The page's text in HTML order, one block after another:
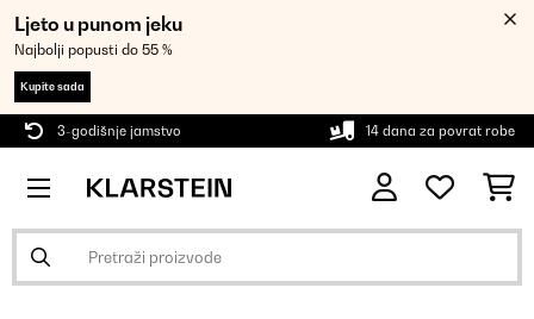
Ljeto u punom jeku
Najbolji popusti do 55 %
Kupite sada
3-godišnje jamstvo 14 dana za povrat robe